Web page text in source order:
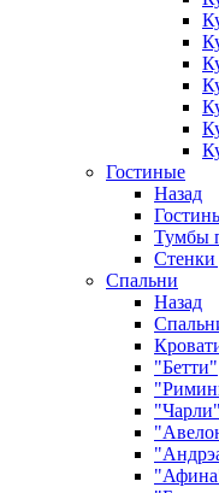
Гостиные
Назад
Тумбы
Стенки
Спальни
Назад
"Бетти"
"Чарли"